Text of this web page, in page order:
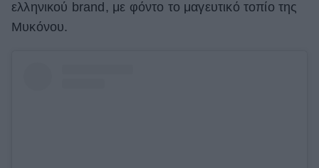
ελληνικού brand, με φόντο το μαγευτικό τοπίο της
Μυκόνου.